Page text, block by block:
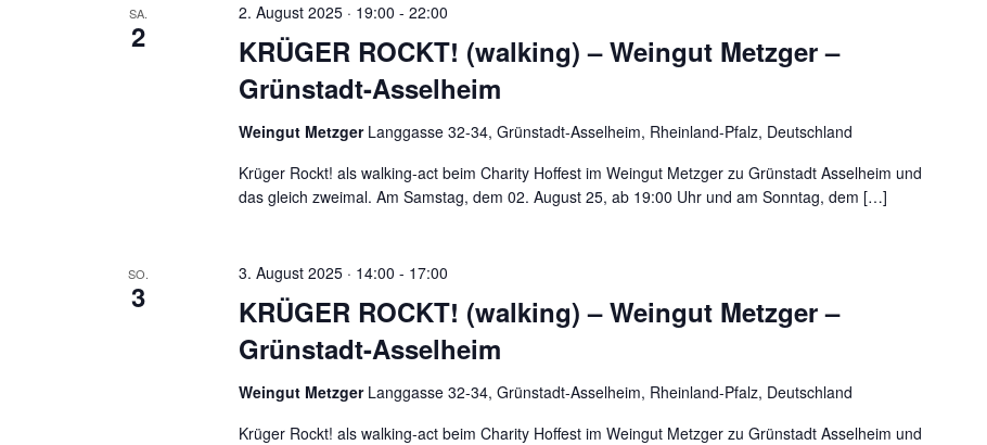
SA.
2
KRÜGER ROCKT! (walking) – Weingut Metzger –
Grünstadt-Asselheim
2. August 2025 · 19:00 - 22:00
Weingut Metzger Langgasse 32-34, Grünstadt-Asselheim, Rheinland-Pfalz, Deutschland
Krüger Rockt! als walking-act beim Charity Hoffest im Weingut Metzger zu Grünstadt Asselheim und
das gleich zweimal. Am Samstag, dem 02. August 25, ab 19:00 Uhr und am Sonntag, dem […]
SO.
3
KRÜGER ROCKT! (walking) – Weingut Metzger –
Grünstadt-Asselheim
3. August 2025 · 14:00 - 17:00
Weingut Metzger Langgasse 32-34, Grünstadt-Asselheim, Rheinland-Pfalz, Deutschland
Krüger Rockt! als walking-act beim Charity Hoffest im Weingut Metzger zu Grünstadt Asselheim und